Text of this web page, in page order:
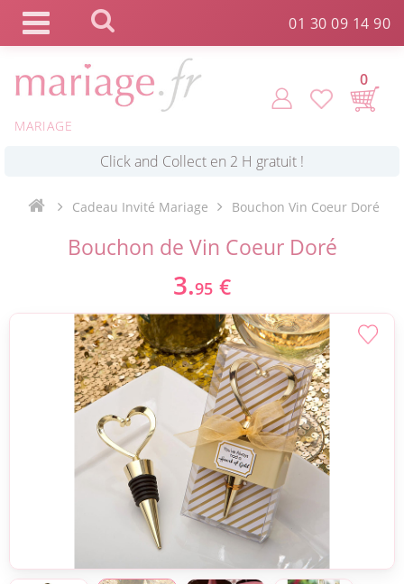
01 30 09 14 90
MARIAGE
0
Commande expédiée en 24h ! *
Livraison point relais gratuit dès 89 € !
Payez votre commande en 4X sans frais*
Cadeau Invité Mariage Bouchon Vin Coeur Doré
Bouchon de Vin Coeur Doré
3.95 €
Panneau de gestion des cookies